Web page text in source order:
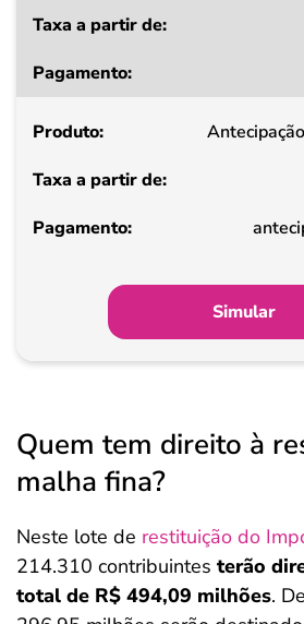
a
de
Pagamento
Simular
Quem tem direito à
malha fina?
Neste lote de restituição do
214.310 contribuintes terão
total de R$ 494,09 milhões.